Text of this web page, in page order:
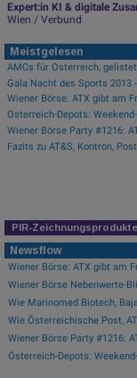
Expert:in KI & digitale
Wien / Verbund
Meistgelesen
AMCs für Österreich,
Gala Nacht des Sports 2013
Wiener Börse: ATX gibt am
Österreich-Depots:
Fazits zu AT&S, Kontron,
PIR-Zeichnungsprodukte
Newsflow
Wiener Börse: ATX gibt am
Wiener Börse Nebenwerte-
Wie Marinomed Biotech,
Wie Österreichische Post,
Wiener Börse Party #1216:
Österreich-Depots: